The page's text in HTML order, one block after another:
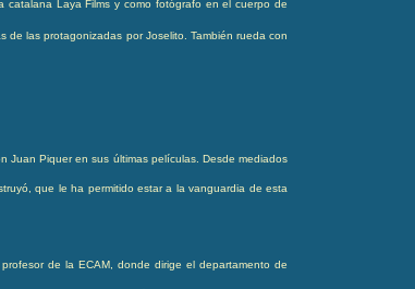
Laya Films y como fotógrafo en el cuerpo de
de las protagonizadas por Joselito. También rueda con
Juan Piquer en sus últimas películas. Desde mediados
que le ha permitido estar a la vanguardia de esta
de la ECAM, donde dirige el departamento de